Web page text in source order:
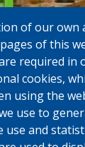
of our
of this
required in
cookies,
using the
use to
use and